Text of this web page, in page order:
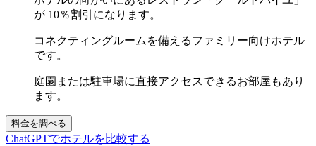
が 10％割引になります。
コネクティングルームを備えるファミリー向けホテル
です。
庭園または駐車場に直接アクセスできるお部屋もあり
ます。
料金を調べる
ChatGPTでホテルを比較する